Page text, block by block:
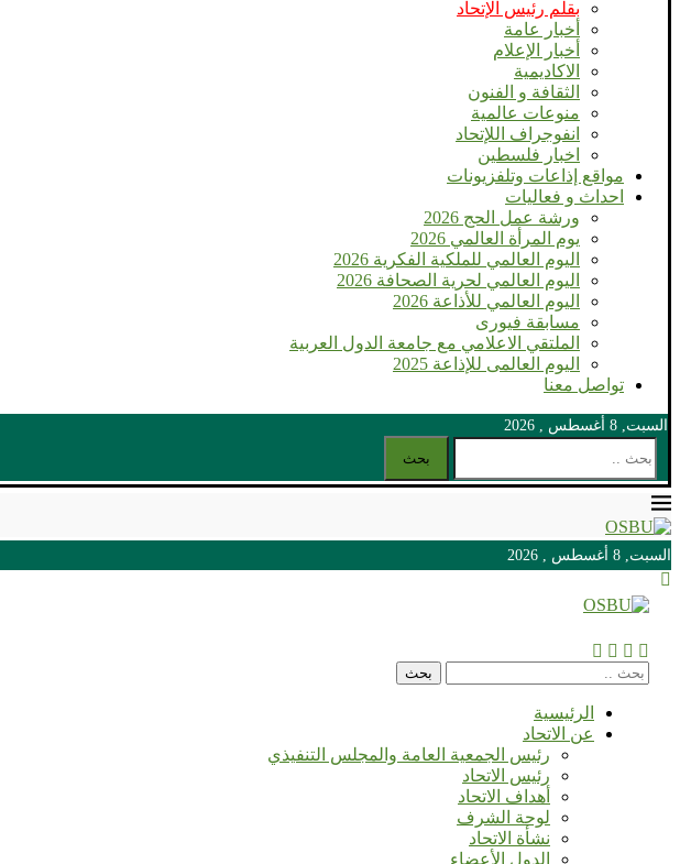
بقلم رئيس الإتحاد
أخبار عامة
أخبار الإعلام
الاكاديمية
الثقافة و الفنون
منوعات عالمية
انفوجراف اللإتحاد
اخبار فلسطين
مواقع إذاعات وتلفزيونات
احداث و فعاليات
ورشة عمل الحج 2026
يوم المرأة العالمي 2026
اليوم العالمي للملكية الفكرية 2026
اليوم العالمي لحرية الصحافة 2026
اليوم العالمي للأذاعة 2026
مسابقة فيورى
الملتقي الاعلامي مع جامعة الدول العربية
اليوم العالمى للإذاعة 2025
تواصل معنا
السبت, 8 أغسطس , 2026
بحث
السبت, 8 أغسطس , 2026
بحث
الرئيسية
عن الاتحاد
رئيس الجمعية العامة والمجلس التنفيذي
رئيس الاتحاد
أهداف الاتحاد
لوحة الشرف
نشأة الاتحاد
الدول الأعضاء